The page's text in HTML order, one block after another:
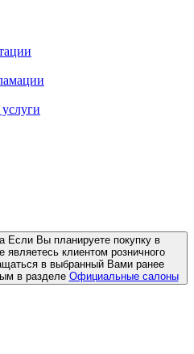
Если Вы планируете покупку в
являетесь клиентом розничного
в выбранный Вами ранее
в разделе Официальные салоны